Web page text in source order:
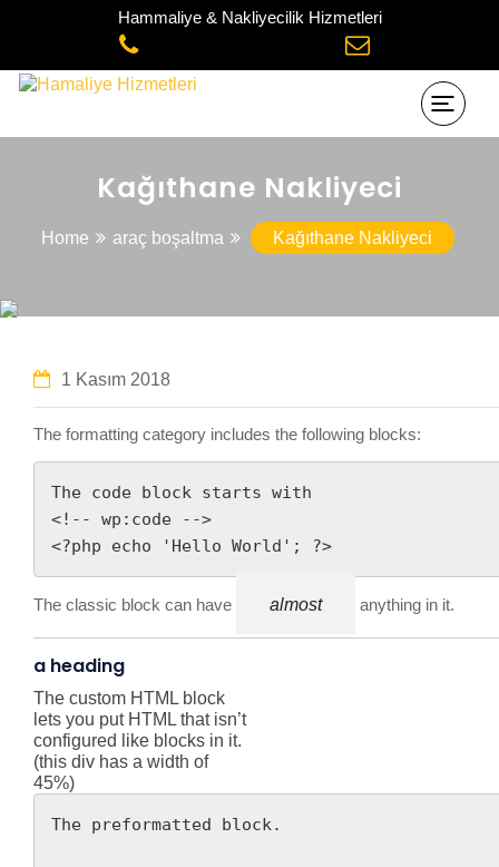
Hammaliye & Nakliyecilik Hizmetleri
Kağıthane Nakliyeci
Home araç boşaltma Kağıthane Nakliyeci
1 Kasım 2018
The formatting category includes the following blocks:
The code block starts with
<!-- wp:code -->
The classic block can have almost anything in it.
a heading
The custom HTML block
lets you put HTML that isn’t
configured like blocks in it.
(this div has a width of
45%)
The preformatted block.